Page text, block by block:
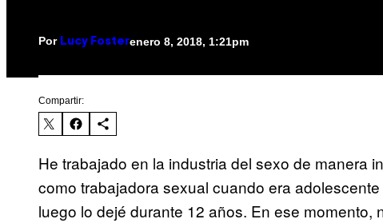
Por Lucy Fosterenero 8, 2018, 1:21pm
Compartir:
He trabajado en la industria del sexo de manera
como trabajadora sexual cuando era
luego lo dejé durante 12 años. En ese